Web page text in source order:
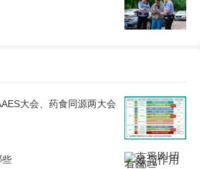
大会、药食同源两大会
些